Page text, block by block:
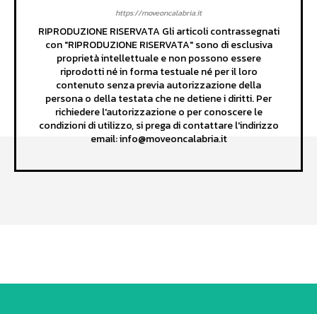
https://moveoncalabria.it
RIPRODUZIONE RISERVATA Gli articoli contrassegnati
con "RIPRODUZIONE RISERVATA" sono di esclusiva
proprietà intellettuale e non possono essere
riprodotti né in forma testuale né per il loro
contenuto senza previa autorizzazione della
persona o della testata che ne detiene i diritti. Per
richiedere l'autorizzazione o per conoscere le
condizioni di utilizzo, si prega di contattare l'indirizzo
email: info@moveoncalabria.it